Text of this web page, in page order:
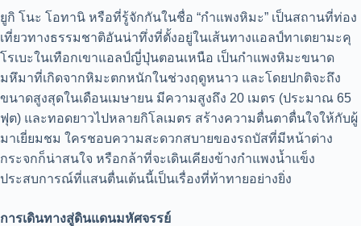
ยูกิ โนะ โอทานิ หรือที่รู้จักกันในชื่อ “กำแพงหิมะ” เป็นสถานที่ท่อง
เที่ยวทางธรรมชาติอันน่าทึ่งที่ตั้งอยู่ในเส้นทางแอลป์ทาเตยามะคุ
โรเบะในเทือกเขาแอลป์ญี่ปุ่นตอนเหนือ เป็นกำแพงหิมะขนาด
มหึมาที่เกิดจากหิมะตกหนักในช่วงฤดูหนาว และโดยปกติจะถึง
ขนาดสูงสุดในเดือนเมษายน มีความสูงถึง 20 เมตร (ประมาณ 65
ฟุต) และทอดยาวไปหลายกิโลเมตร สร้างความตื่นตาตื่นใจให้กับผู้
มาเยี่ยมชม ใครชอบความสะดวกสบายของรถบัสที่มีหน้าต่าง
กระจกก็น่าสนใจ หรือกล้าที่จะเดินเคียงข้างกำแพงน้ำแข็ง
ประสบการณ์ที่แสนตื่นเต้นนี้เป็นเรื่องที่ท้าทายอย่างยิ่ง
การเดินทางสู่ดินแดนมหัศจรรย์